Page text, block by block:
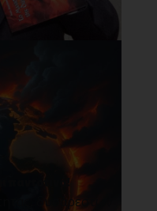
παντοτινό!
δυσάρεστων